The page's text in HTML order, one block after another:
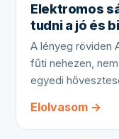
Elektromos
tudni a jó és
A lényeg röviden
fűti nehezen,
egyedi
Elolvasom →